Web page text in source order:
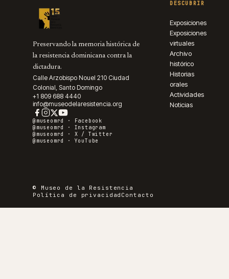
Preservando la memoria histórica de
la resistencia dominicana contra la
dictadura.
Calle Arzobispo Nouel 210 Ciudad
Colonial, Santo Domingo
+1 809 688 4440
info@museodelaresistencia.org
@museomrd ·
Facebook
@museomrd · Instagram
@museomrd · X / Twitter
@museomrd · YouTube
DESCUBRIR
Exposiciones
Exposiciones
virtuales
Archivo
histórico
Historias
orales
Actividades
Noticias
© Museo de la Resistencia
Política de privacidad Contacto